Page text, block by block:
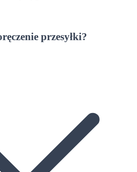
przesyłki?